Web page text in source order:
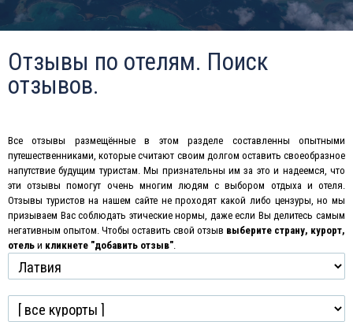
Отзывы по отелям. Поиск
отзывов.
Все отзывы размещённые в этом разделе составленны опытными
путешественниками, которые считают своим долгом оставить своеобразное
напутствие будущим туристам. Мы признательны им за это и надеемся, что
эти отзывы помогут очень многим людям с выбором отдыха и отеля.
Отзывы туристов на нашем сайте не проходят какой либо цензуры, но мы
призываем Вас соблюдать этические нормы, даже если Вы делитесь самым
негативным опытом Чтобы оставить свой отзыв выберите страну, курорт,
отель и кликнете "добавить отзыв"